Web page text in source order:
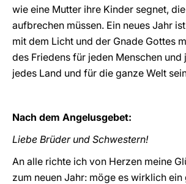
wie eine Mutter ihre Kinder segnet,
aufbrechen müssen. Ein neues Jahr
mit dem Licht und der Gnade Gottes
des Friedens für jeden Menschen und
jedes Land und für die ganze Welt
Nach dem Angelusgebet:
Liebe Brüder und Schwestern!
An alle richte ich von Herzen meine
zum neuen Jahr: möge es wirklich ein